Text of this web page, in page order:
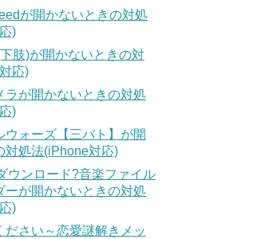
が開かないときの対処
)
肢)が開かないときの対
応)
ラが開かないときの対処
)
ウォーズ【三バト】が開
対処法(iPhone対応)
ウンロード?音楽ファイル
ーが開かないときの対処
)
ださい～恋愛謎解きメッ